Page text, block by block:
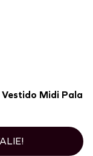
Vestido Midi Pala